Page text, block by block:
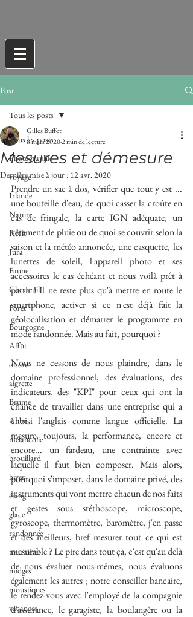
Post
Tous les posts
Photographie
voyage
Irlande
Nature
Récit
Jura
Faune
Chevreuil
Forêt
Bourgogne
Affût
oiseau
aigrette
Brume
Aube
mélancolie
brouillard
hiver
étang
glace
randonnée
tourbières
midges
moustiques
vacances
Tous les posts
Mesures et démesure
Gilles Buffet
8 mars 20202 min de lecture
Dernière mise à jour : 12 avr. 2020
Prendre un sac à dos, vérifier que tout y est ...
une bouteille d'eau, de quoi casser la croûte en
cas de fringale, la carte IGN adéquate, un
vêtement de pluie ou de quoi se couvrir selon la
saison et la météo annoncée, une casquette, les
lunettes de soleil, l'appareil photo et ses
accessoires le cas échéant et nous voilà prêt à
partir ! Il ne reste plus qu'à mettre en route le
smartphone, activer si ce n'est déjà fait la
géolocalisation et démarrer le programme en
mode randonnée. Mais au fait, pourquoi ?
Nous ne cessons de nous plaindre, dans le
domaine professionnel, des évaluations, des
indicateurs, des "KPI" pour ceux qui ont la
chance de travailler dans une entreprise qui a
choisi l'anglais comme langue officielle. La
mesure, toujours, la performance, encore et
encore... un fardeau, une contrainte avec
laquelle il faut bien composer. Mais alors,
pourquoi s'imposer, dans le domaine privé, des
instruments qui vont mettre chacun de nos faits
et gestes sous stéthoscope, microscope,
gyroscope, thermomètre, baromètre, j'en passe
et des meilleurs, bref mesurer tout ce qui est
mesurable ? Le pire dans tout ça, c'est qu'au delà
de nous évaluer nous-mêmes, nous évaluons
également les autres ; notre conseiller bancaire,
le rendez-vous avec l'employé de la compagnie
d'assurance, le garagiste, la boulangère ou la